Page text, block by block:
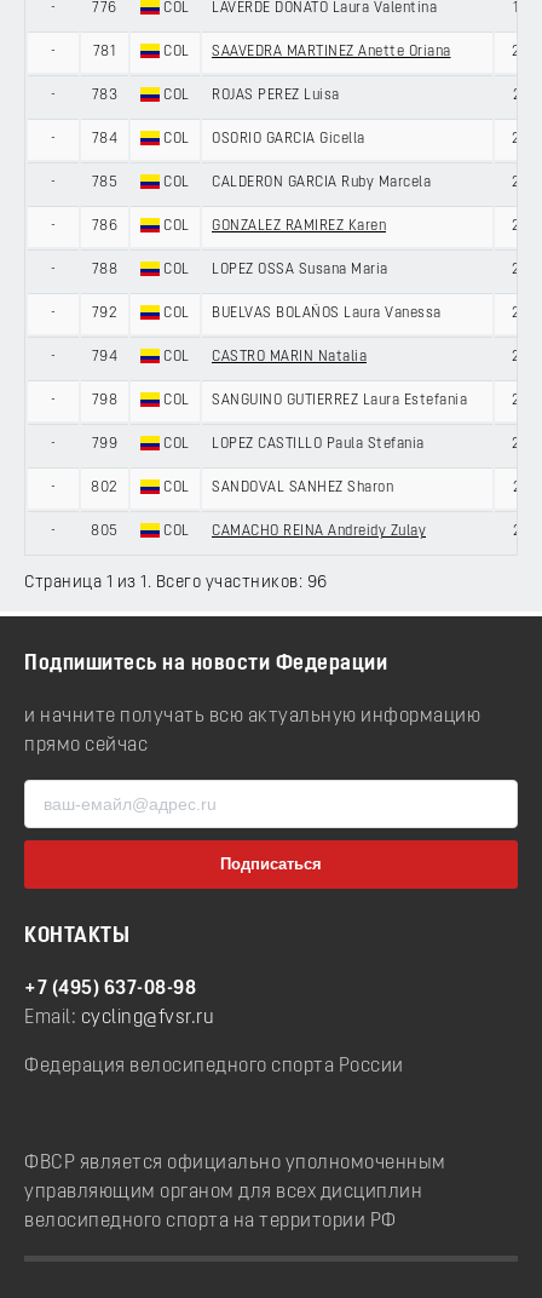
- 776 COL LAVERDE DONATO Laura Valentina 19
- 781 COL SAAVEDRA MARTINEZ Anette Oriana 20
- 783 COL ROJAS PEREZ Luisa 21
- 784 COL OSORIO GARCIA Gicella 20
- 785 COL CALDERON GARCIA Ruby Marcela 25
- 786 COL GONZALEZ RAMIREZ Karen 20
- 788 COL LOPEZ OSSA Susana Maria 22
- 792 COL BUELVAS BOLAÑOS Laura Vanessa 20
- 794 COL CASTRO MARIN Natalia 20
- 798 COL SANGUINO GUTIERREZ Laura Estefania 22
- 799 COL LOPEZ CASTILLO Paula Stefania 22
- 802 COL SANDOVAL SANHEZ Sharon 21
- 805 COL CAMACHO REINA Andreidy Zulay 21
Страница 1 из 1. Всего участников: 96
Подпишитесь на новости Федерации
и начните получать всю актуальную информацию
прямо сейчас
КОНТАКТЫ
+7 (495) 637-08-98
Email: cycling@fvsr.ru
Федерация велосипедного спорта России
ФВСР является официально уполномоченным
управляющим органом для всех дисциплин
велосипедного спорта на территории РФ